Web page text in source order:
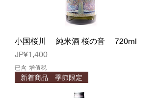
小国桜川 純米酒 桜の音 720ml
價格
JP¥1,400
已含 增值税
新着商品 季節限定